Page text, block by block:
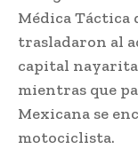
Médica Táctica
trasladaron al
capital
mientras que
Mexicana se
motociclista.